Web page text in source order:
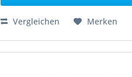
Vergleichen Merken